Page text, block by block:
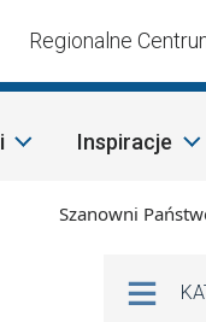
Regionalne
Inspiracje
Szanowni Państwo,
Na